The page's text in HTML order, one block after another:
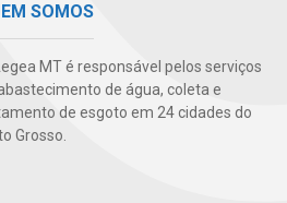
SOMOS
MT é responsável pelos serviços
de água, coleta e
de esgoto em 24 cidades do
Grosso.